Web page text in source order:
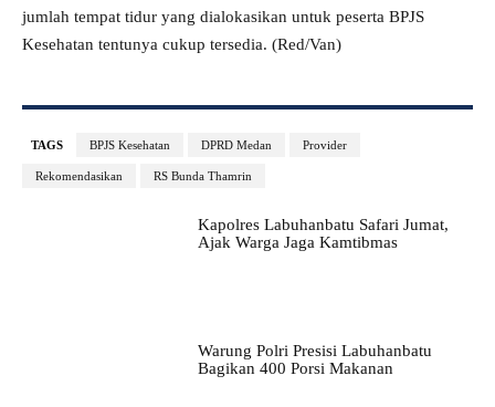
jumlah tempat tidur yang dialokasikan untuk peserta BPJS
Kesehatan tentunya cukup tersedia. (Red/Van)
TAGS BPJS Kesehatan DPRD Medan Provider
Rekomendasikan RS Bunda Thamrin
Kapolres Labuhanbatu Safari Jumat,
Ajak Warga Jaga Kamtibmas
Warung Polri Presisi Labuhanbatu
Bagikan 400 Porsi Makanan